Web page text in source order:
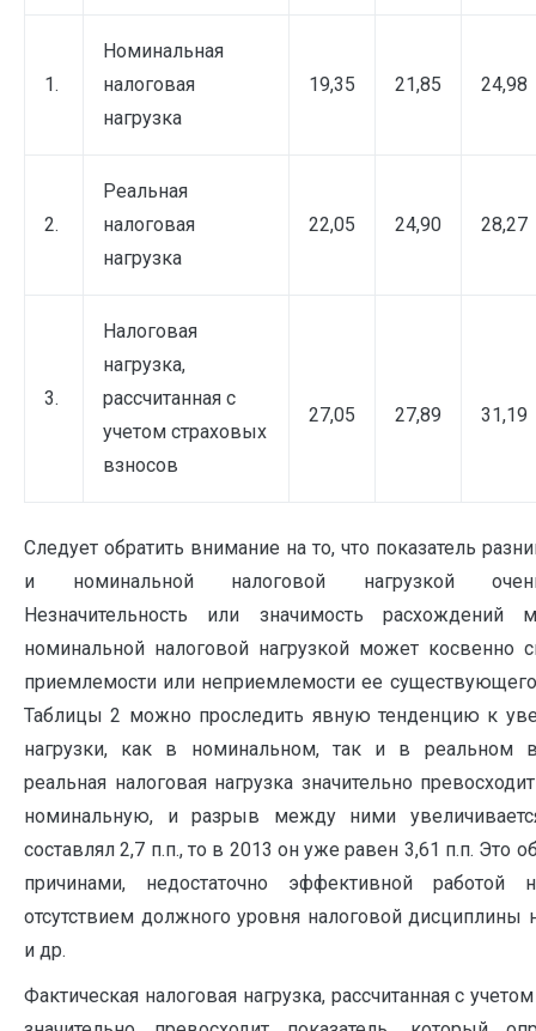
1.
Номинальная
налоговая
нагрузка
19,35 21,85 24,98
2.
Реальная
налоговая
нагрузка
22,05 24,90 28,27
3.
Налоговая
нагрузка,
рассчитанная с
учетом страховых
взносов
27,05 27,89 31,19
Следует обратить внимание на то, что показатель
и номинальной налоговой нагрузкой
Незначительность или значимость
номинальной налоговой нагрузкой может косвенно
приемлемости или неприемлемости ее
Таблицы 2 можно проследить явную тенденцию к
нагрузки, как в номинальном, так и в реальном
реальная налоговая нагрузка значительно
номинальную, и разрыв между ними
составлял 2,7 п.п., то в 2013 он уже равен 3,61 п.п. Это
причинами, недостаточно эффективной работой
отсутствием должного уровня налоговой дисциплины
и др.
Фактическая налоговая нагрузка, рассчитанная с